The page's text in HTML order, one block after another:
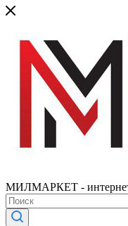
МИЛМАРКЕТ - интернет-